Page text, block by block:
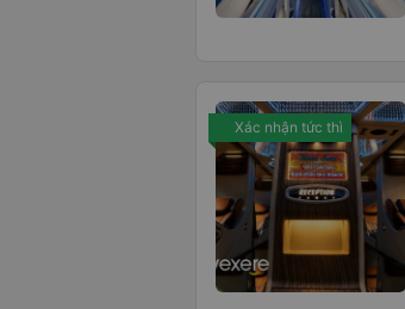
Xác nhận tức thì